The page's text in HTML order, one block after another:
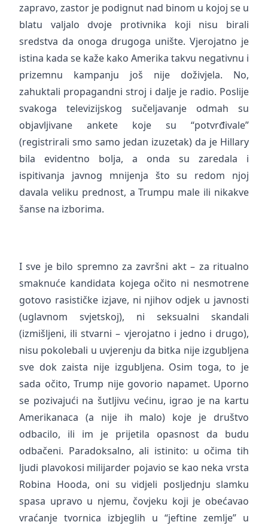
zapravo, zastor je podignut nad binom u kojoj se u
blatu valjalo dvoje protivnika koji nisu birali
sredstva da onoga drugoga unište. Vjerojatno je
istina kada se kaže kako Amerika takvu negativnu i
prizemnu kampanju još nije doživjela. No,
zahuktali propagandni stroj i dalje je radio. Poslije
svakoga televizijskog sučeljavanje odmah su
objavljivane ankete koje su “potvrđivale”
(registrirali smo samo jedan izuzetak) da je Hillary
bila evidentno bolja, a onda su zaredala i
ispitivanja javnog mnijenja što su redom njoj
davala veliku prednost, a Trumpu male ili nikakve
šanse na izborima.
I sve je bilo spremno za završni akt – za ritualno
smaknuće kandidata kojega očito ni nesmotrene
gotovo rasističke izjave, ni njihov odjek u javnosti
(uglavnom svjetskoj), ni seksualni skandali
(izmišljeni, ili stvarni – vjerojatno i jedno i drugo),
nisu pokolebali u uvjerenju da bitka nije izgubljena
sve dok zaista nije izgubljena. Osim toga, to je
sada očito, Trump nije govorio napamet. Uporno
se pozivajući na šutljivu većinu, igrao je na kartu
Amerikanaca (a nije ih malo) koje je društvo
odbacilo, ili im je prijetila opasnost da budu
odbačeni. Paradoksalno, ali istinito: u očima tih
ljudi plavokosi milijarder pojavio se kao neka vrsta
Robina Hooda, oni su vidjeli posljednju slamku
spasa upravo u njemu, čovjeku koji je obećavao
vraćanje tvornica izbjeglih u “jeftine zemlje” u